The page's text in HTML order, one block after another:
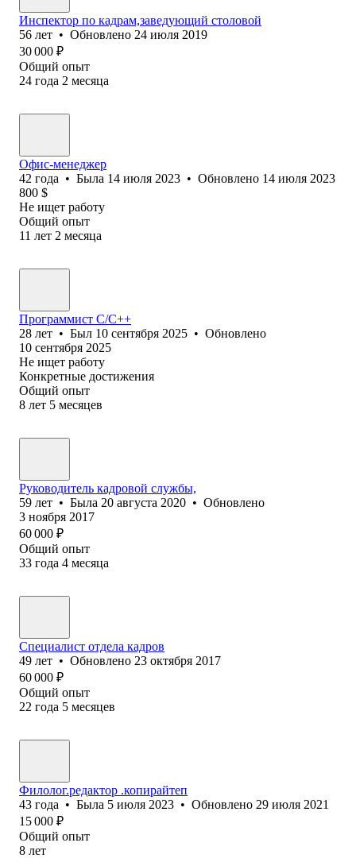
Инспектор по кадрам,заведующий столовой
56 лет • Обновлено 24 июля 2019
30 000 ₽
Общий опыт
24 года 2 месяца
Офис-менеджер
42 года • Была 14 июля 2023 • Обновлено 14 июля 2023
800 $
Не ищет работу
Общий опыт
11 лет 2 месяца
Программист С/C++
28 лет • Был 10 сентября 2025 • Обновлено
10 сентября 2025
Не ищет работу
Конкретные достижения
Общий опыт
8 лет 5 месяцев
Руководитель кадровой службы,
59 лет • Была 20 августа 2020 • Обновлено
3 ноября 2017
60 000 ₽
Общий опыт
33 года 4 месяца
Специалист отдела кадров
49 лет • Обновлено 23 октября 2017
60 000 ₽
Общий опыт
22 года 5 месяцев
Филолог.редактор .копирайтеп
43 года • Была 5 июля 2023 • Обновлено 29 июля 2021
15 000 ₽
Общий опыт
8 лет